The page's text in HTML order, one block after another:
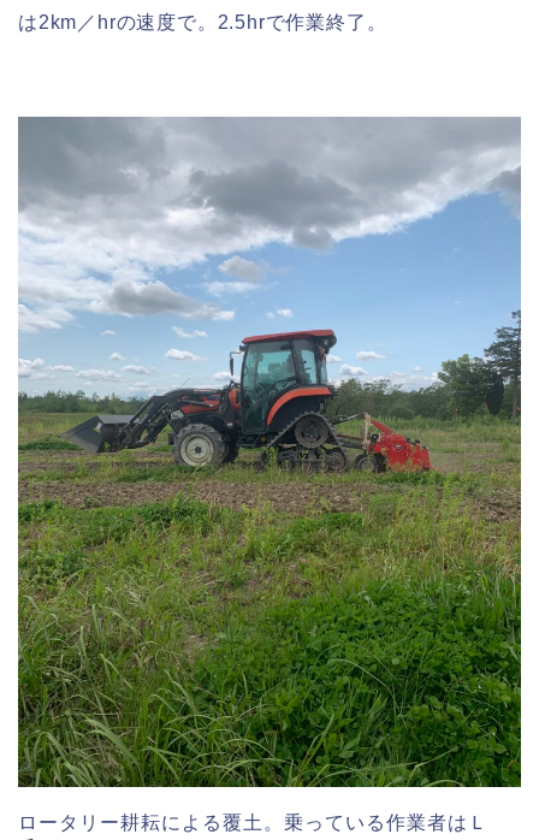
は2km／hrの速度で。2.5hrで作業終了。
ロータリー耕耘による覆土。乗っている作業者はＬ